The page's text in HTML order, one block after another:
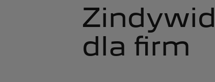
dla firm